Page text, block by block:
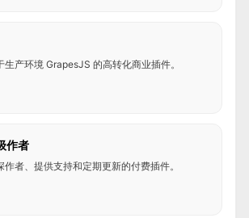
产环境 GrapesJS 的高转化商业插件。
作者
者、提供支持和定期更新的付费插件。